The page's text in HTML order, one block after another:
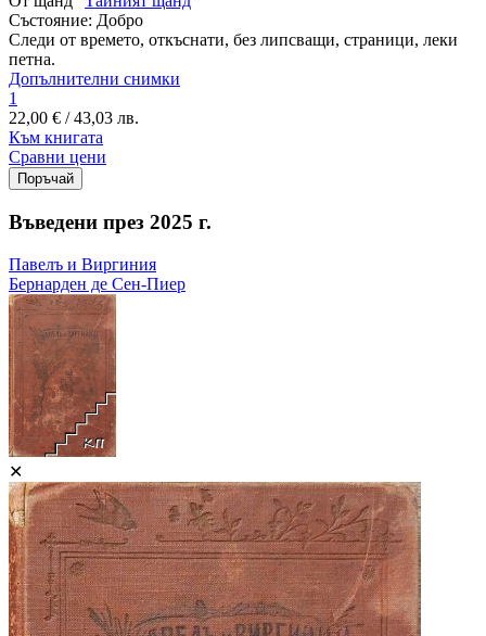
Състояние: Добро
Следи от времето, откъснати, без липсващи, страници, леки
петна.
Допълнителни снимки
1
22,00 € / 43,03 лв.
Към книгата
Сравни цени
Въведени през 2025 г.
Павелъ и Виргиния
Бернарден де Сен-Пиер
✕